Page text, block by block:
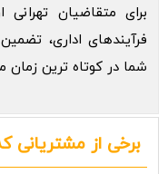
برای متقاضیان
فرآیندهای اداری،
شما در کوتاه ترین
برخی از مشتریانی